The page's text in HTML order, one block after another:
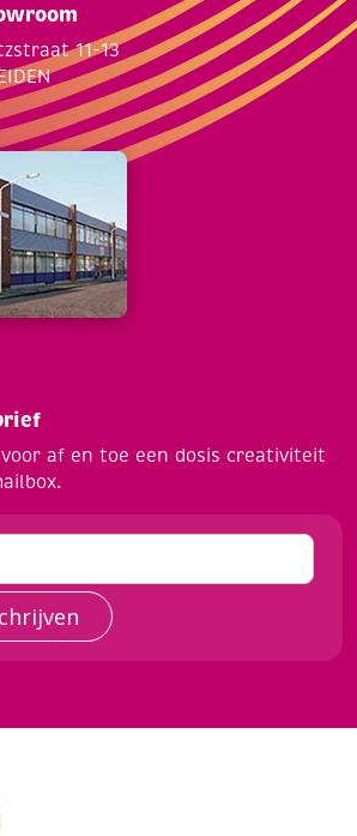
11-13
af en toe een dosis creativiteit